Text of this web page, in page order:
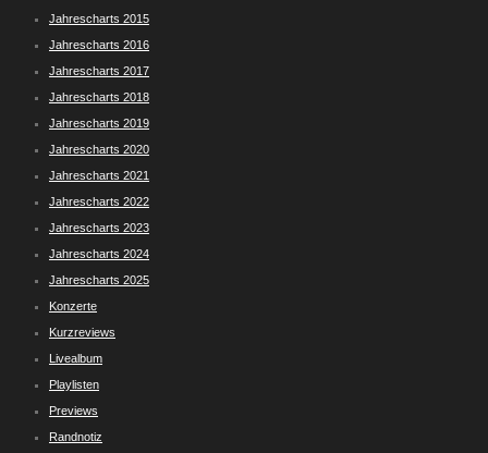
Jahrescharts 2015
Jahrescharts 2016
Jahrescharts 2017
Jahrescharts 2018
Jahrescharts 2019
Jahrescharts 2020
Jahrescharts 2021
Jahrescharts 2022
Jahrescharts 2023
Jahrescharts 2024
Jahrescharts 2025
Konzerte
Kurzreviews
Livealbum
Playlisten
Previews
Randnotiz